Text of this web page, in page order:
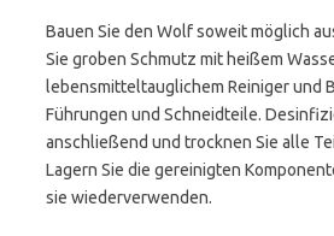
Bauen Sie den Wolf soweit möglich
Sie groben Schmutz mit heißem
lebensmitteltauglichem Reiniger und
Führungen und Schneidteile.
anschließend und trocknen Sie alle
Lagern Sie die gereinigten
sie wiederverwenden.